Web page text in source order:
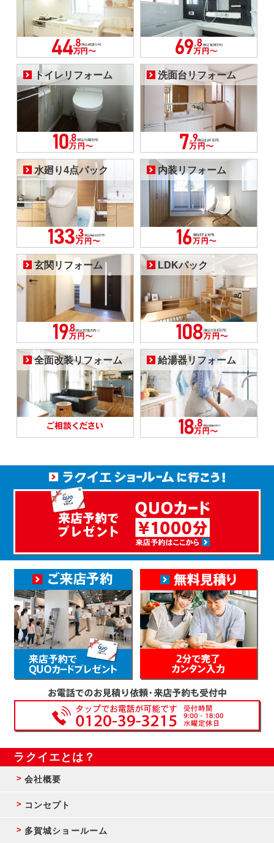
トイレリフォーム 洗面台リフォーム
水廻り4点パック 内装リフォーム
玄関リフォーム LDKパック
全面改装リフォーム 給湯器リフォーム
ラクイエとは？
会社概要
コンセプト
多賀城ショールーム